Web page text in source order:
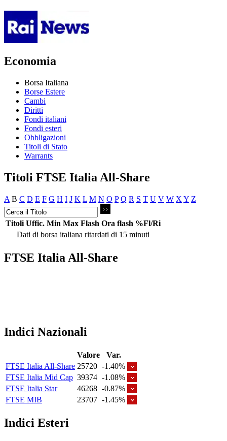
Economia
Borsa Italiana
Borse Estere
Cambi
Diritti
Fondi italiani
Fondi esteri
Obbligazioni
Titoli di Stato
Warrants
Titoli FTSE Italia All-Share
A B C D E F G H I J K L M N O P Q R S T U V W X Y Z
Titoli Uffic. Min Max Flash Ora flash %Fl/Ri
Dati di borsa italiana ritardati di 15 minuti
FTSE Italia All-Share
Indici Nazionali
Valore
Var.
FTSE Italia All-Share 25720 -1.40%
FTSE Italia Mid Cap 39374 -1.08%
FTSE Italia Star
46268 -0.87%
FTSE MIB
23707 -1.45%
Indici Esteri